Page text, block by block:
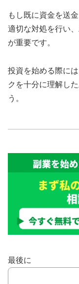
もし既に資金を送
適切な対処を行い
が重要です。
投資を始める際に
クを十分に理解し
う。
最後に